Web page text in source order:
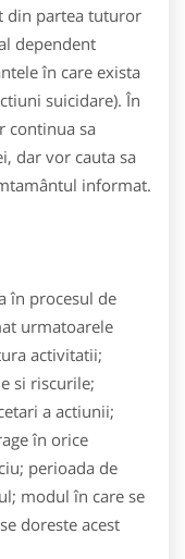
din partea tuturor
dependent
în care exista
suicidare). În
continua sa
dar vor cauta sa
informat.
în procesul de
urmatoarele
activitatii;
si riscurile;
a actiunii;
în orice
perioada de
modul în care se
doreste acest